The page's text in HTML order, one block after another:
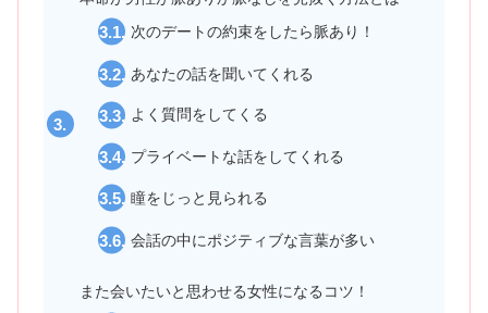
次のデートの約束をしたら脈あり！
あなたの話を聞いてくれる
よく質問をしてくる
プライベートな話をしてくれる
瞳をじっと見られる
会話の中にポジティブな言葉が多い
また会いたいと思わせる女性になるコツ！